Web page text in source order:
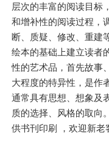
层次的丰富的阅读目标
和增补性的阅读过程，
断、质疑、修改、重建
绘本的基础上建立读者
性的艺术品，首先故事
大程度的特异性，是作
通常具有思想、想象及
质的选择、风格的取向
供书刊印刷 ，欢迎新